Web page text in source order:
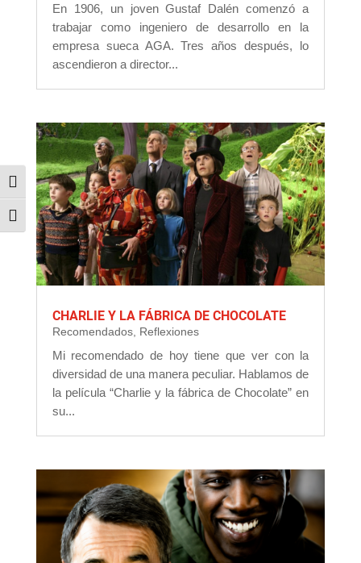
Alternar alto contraste
Alternar tamaño de letra
En 1906, un joven Gustaf Dalén comenzó a
trabajar como ingeniero de desarrollo en la
empresa sueca AGA. Tres años después, lo
ascendieron a director...
CHARLIE Y LA FÁBRICA DE CHOCOLATE
Recomendados, Reflexiones
Mi recomendado de hoy tiene que ver con la
diversidad de una manera peculiar. Hablamos de
la película “Charlie y la fábrica de Chocolate” en
su...